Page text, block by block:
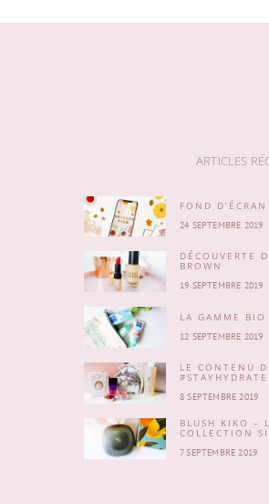
ARTICLES
FOND
24 SEPTEMBRE 2019
DÉCOUVERTE
BROWN
19 SEPTEMBRE 2019
LA GAMME
12 SEPTEMBRE 2019
LE CONTENU
8 SEPTEMBRE 2019
BLUSH KIKO –
COLLECTION
7 SEPTEMBRE 2019